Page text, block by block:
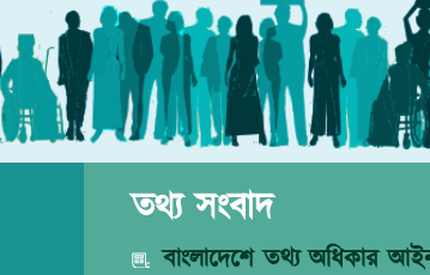
তথ্য সংবাদ
বাংলাদেশে তথ্য অধিকার